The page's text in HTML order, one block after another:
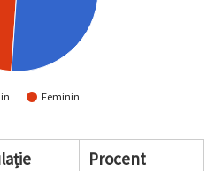
Feminin
Procent